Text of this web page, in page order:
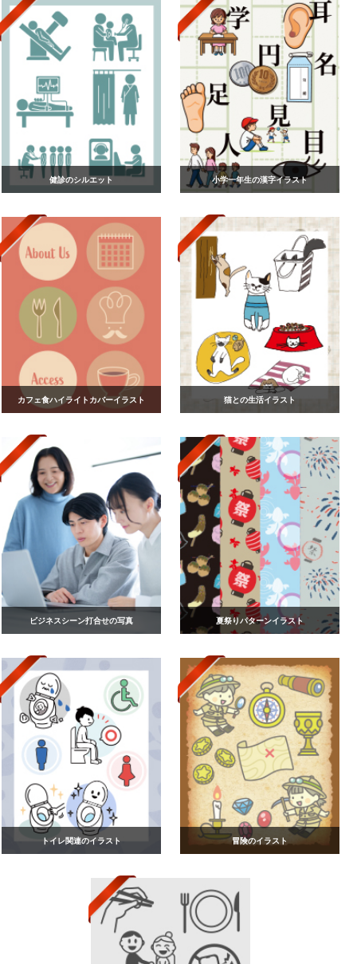
健診のシルエット 小学一年生の漢字イラスト
カフェ食ハイライトカバーイラスト 猫との生活イラスト
ビジネスシーン打合せの写真 夏祭りパターンイラスト
トイレ関連のイラスト 冒険のイラスト